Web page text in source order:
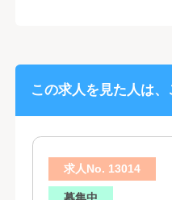
この求人を見た人は
求人No. 13014
募集中